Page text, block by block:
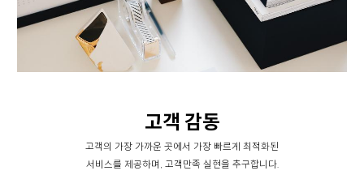
고객 감동
고객의 가장 가까운 곳에서 가장 빠르게 최적화된
서비스를 제공하며, 고객만족 실현을 추구합니다.